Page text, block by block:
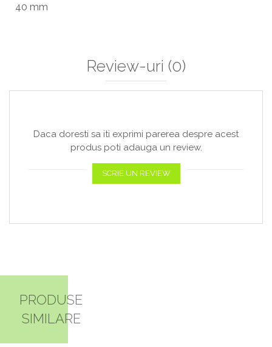
40 mm
Review-uri (0)
Daca doresti sa iti exprimi parerea despre acest
produs poti adauga un review.
SCRIE UN REVIEW
PRODUSE
SIMILARE